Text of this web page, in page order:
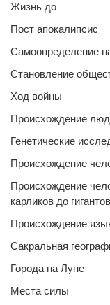
Жизнь до
Пост апокалипсис
Самоопределение
Становление
Ход войны
Происхождение
Генетические
Происхождение
Происхождение
карликов до
Происхождение
Сакральная
Города на Луне
Места силы